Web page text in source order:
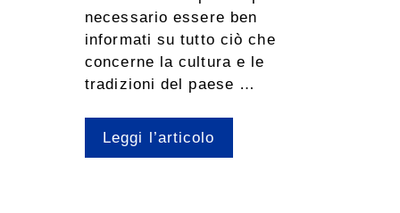
necessario essere ben
informati su tutto ciò che
concerne la cultura e le
tradizioni del paese …
Leggi l’articolo